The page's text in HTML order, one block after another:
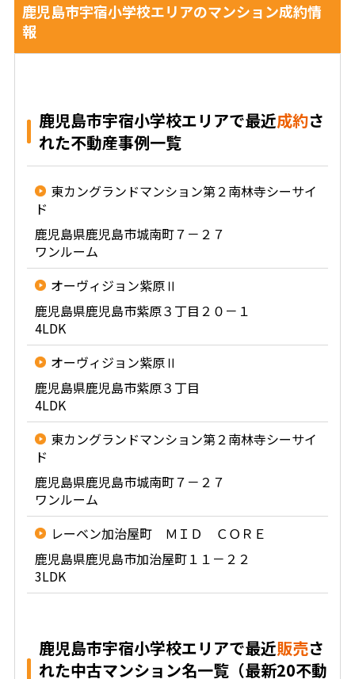
鹿児島市宇宿小学校エリアのマンション成約情
報
鹿児島市宇宿小学校エリアで最近成約さ
れた不動産事例一覧
東カングランドマンション第２南林寺シーサイ
ド
鹿児島県鹿児島市城南町７－２７
ワンルーム
オーヴィジョン紫原Ⅱ
鹿児島県鹿児島市紫原３丁目２０－１
4LDK
オーヴィジョン紫原Ⅱ
鹿児島県鹿児島市紫原３丁目
4LDK
東カングランドマンション第２南林寺シーサイ
ド
鹿児島県鹿児島市城南町７－２７
ワンルーム
レーベン加治屋町 ＭＩＤ ＣＯＲＥ
鹿児島県鹿児島市加治屋町１１－２２
3LDK
鹿児島市宇宿小学校エリアで最近販売さ
れた中古マンション名一覧（最新20不動